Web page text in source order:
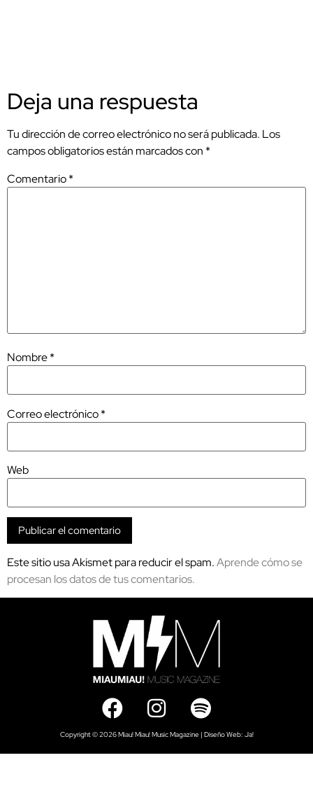
Deja una respuesta
Tu dirección de correo electrónico no será publicada. Los
campos obligatorios están marcados con *
Comentario*
Nombre*
Correo electrónico*
Web
Este sitio usa Akismet para reducir el spam.Aprende cómo se
procesan los datos de tus comentarios.
Copyright © 2026 Miau! Miau! Music Magazine | Diseño Web: Ja!